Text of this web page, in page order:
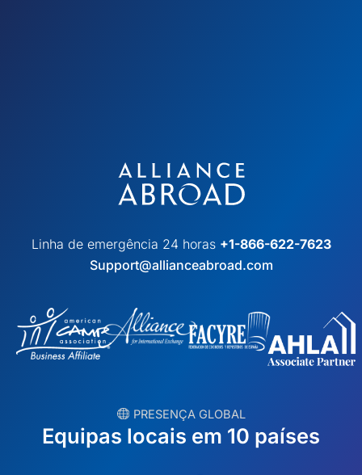
Linha de emergência 24 horas +1-866-622-7623
Support@allianceabroad.com
︎ PRESENÇA GLOBAL
Equipas locais em 10 países